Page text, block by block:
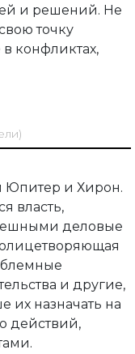
и решений. Не
точку
конфликтах,
Юпитер и Хирон.
власть,
деловые
и другие,
их назначать на
действий,